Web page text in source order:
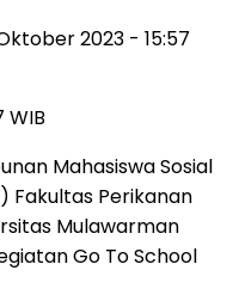
2023 - 15:57
WIB
Mahasiswa Sosial
Fakultas Perikanan
Mulawarman
Go To School